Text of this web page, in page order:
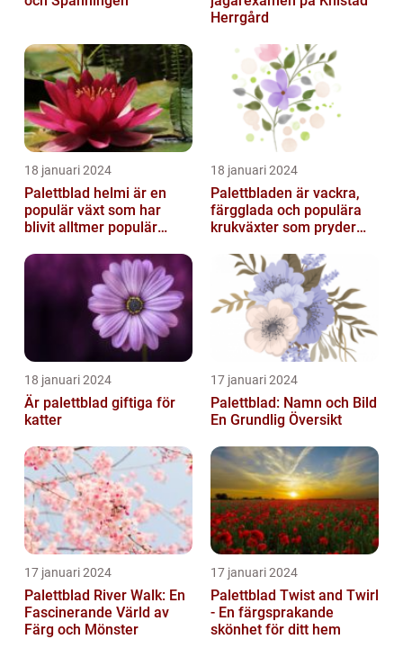
Herrgård
18 januari 2024
Palettblad helmi är en
populär växt som har
blivit alltmer populär
trädgårdsentusiaster
18 januari 2024
Palettbladen är vackra,
färgglada och populära
krukväxter som pryder
trädgårdar runt o...
18 januari 2024
Är palettblad giftiga för
katter
17 januari 2024
Palettblad: Namn och Bild
En Grundlig Översikt
17 januari 2024
Palettblad River Walk: En
Fascinerande Värld av
Färg och Mönster
17 januari 2024
Palettblad Twist and Twirl
- En färgsprakande
skönhet för ditt hem